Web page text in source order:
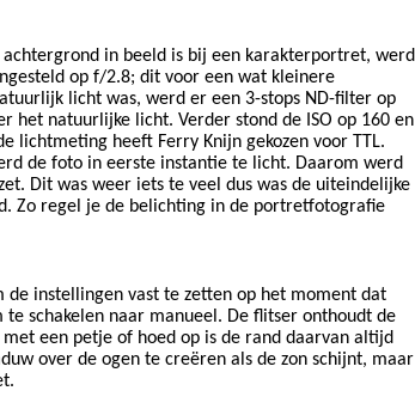
in beeld is bij een karakterportret, werd
op f/2.8; dit voor een wat kleinere
licht was, werd er een 3-stops ND-filter op
het natuurlijke licht. Verder stond de ISO op 160 en
lichtmeting heeft Ferry Knijn gekozen voor TTL.
de foto in eerste instantie te licht. Daarom werd
Dit was weer iets te veel dus was de uiteindelijke
Zo regel je de belichting in de portretfotografie
de instellingen vast te zetten op het moment dat
schakelen naar manueel. De flitser onthoudt de
een petje of hoed op is de rand daarvan altijd
over de ogen te creëren als de zon schijnt, maar